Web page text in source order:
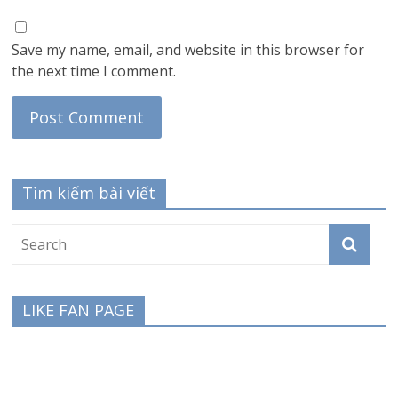
Save my name, email, and website in this browser for
the next time I comment.
Tìm kiếm bài viết
LIKE FAN PAGE